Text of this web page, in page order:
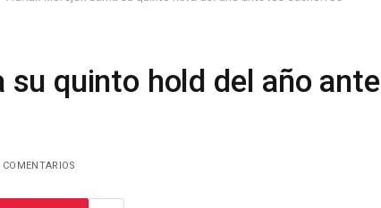
quinto hold del año ante
COMENTARIOS